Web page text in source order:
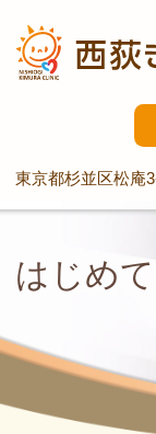
東京都杉並区松庵
はじめ